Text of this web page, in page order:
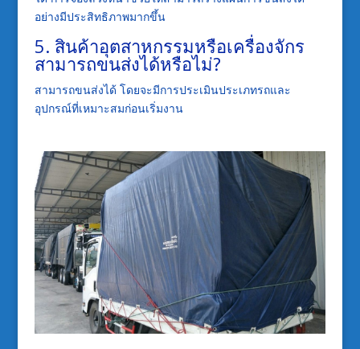
อย่างมีประสิทธิภาพมากขึ้น
5. สินค้าอุตสาหกรรมหรือเครื่องจักร
สามารถขนส่งได้หรือไม่?
สามารถขนส่งได้ โดยจะมีการประเมินประเภทรถและ
อุปกรณ์ที่เหมาะสมก่อนเริ่มงาน